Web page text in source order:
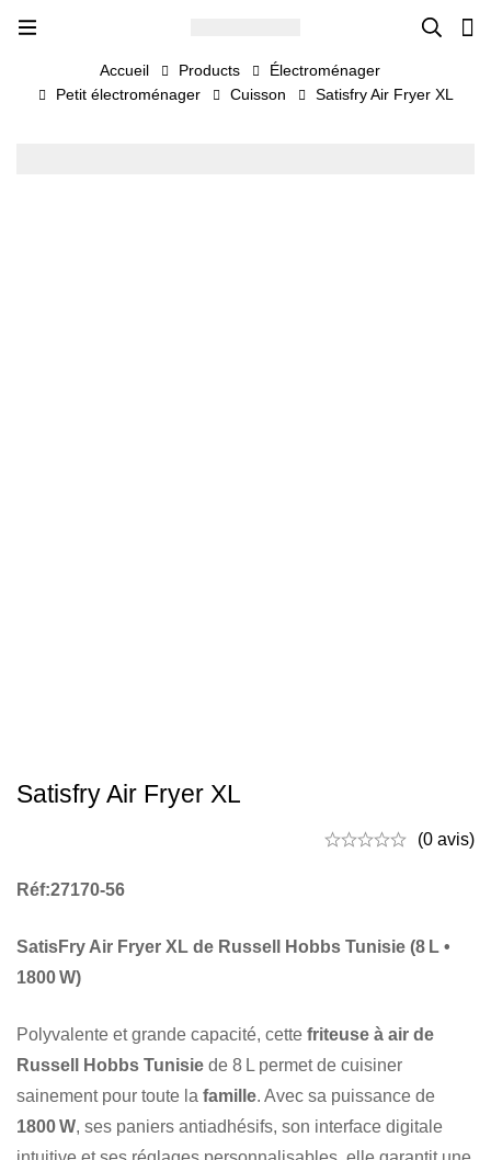
Accueil Products
Électroménager
Petit électroménager
Cuisson Satisfry Air Fryer XL
Satisfry Air Fryer XL
(0 avis)
Réf:27170-56
SatisFry Air Fryer XL de Russell Hobbs Tunisie (8 L •
1800 W)
Polyvalente et grande capacité, cette friteuse à air de
Russell Hobbs Tunisie de 8 L permet de cuisiner
sainement pour toute la famille. Avec sa puissance de
1800 W, ses paniers antiadhésifs, son interface digitale